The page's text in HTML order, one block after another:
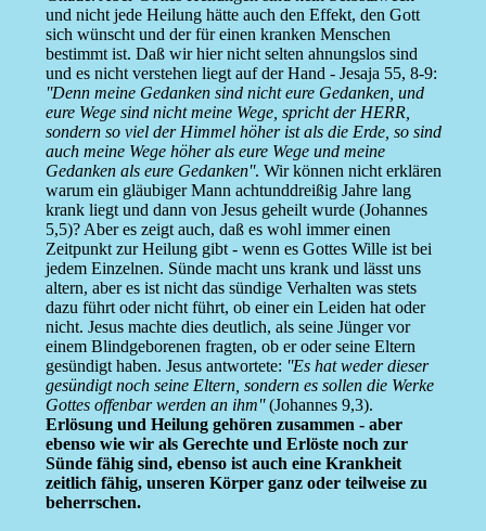
und nicht jede Heilung hätte auch den Effekt, den Gott
sich wünscht und der für einen kranken Menschen
bestimmt ist. Daß wir hier nicht selten ahnungslos sind
und es nicht verstehen liegt auf der Hand - Jesaja 55, 8-9:
''Denn meine Gedanken sind nicht eure Gedanken, und
eure Wege sind nicht meine Wege, spricht der HERR,
sondern so viel der Himmel höher ist als die Erde, so sind
auch meine Wege höher als eure Wege und meine
Gedanken als eure Gedanken''. Wir können nicht erklären
warum ein gläubiger Mann achtunddreißig Jahre lang
krank liegt und dann von Jesus geheilt wurde (Johannes
5,5)? Aber es zeigt auch, daß es wohl immer einen
Zeitpunkt zur Heilung gibt - wenn es Gottes Wille ist bei
jedem Einzelnen. Sünde macht uns krank und lässt uns
altern, aber es ist nicht das sündige Verhalten was stets
dazu führt oder nicht führt, ob einer ein Leiden hat oder
nicht. Jesus machte dies deutlich, als seine Jünger vor
einem Blindgeborenen fragten, ob er oder seine Eltern
gesündigt haben. Jesus antwortete: ''Es hat weder dieser
gesündigt noch seine Eltern, sondern es sollen die Werke
Gottes offenbar werden an ihm''(Johannes 9,3).
Erlösung und Heilung gehören zusammen - aber
ebenso wie wir als Gerechte und Erlöste noch zur
Sünde fähig sind, ebenso ist auch eine Krankheit
zeitlich fähig, unseren Körper ganz oder teilweise zu
beherrschen.